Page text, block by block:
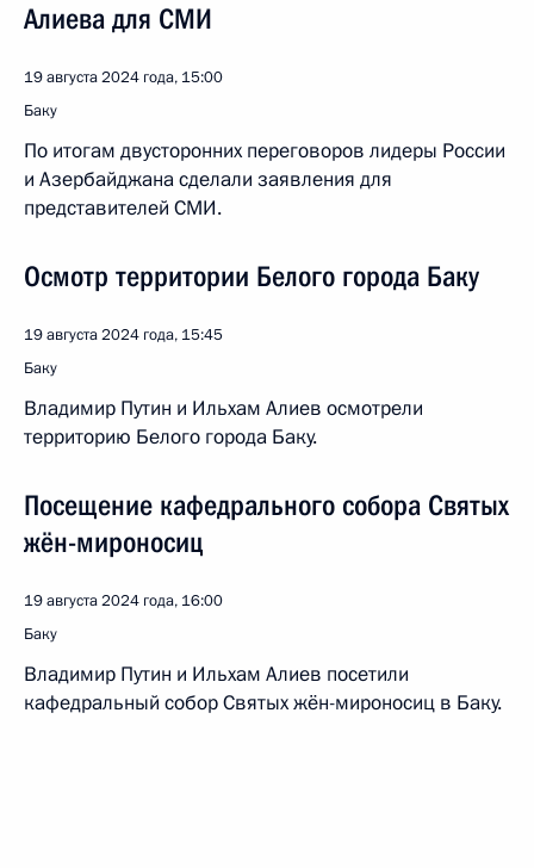
Алиева для СМИ
19 августа 2024 года, 15:00
Баку
По итогам двусторонних переговоров лидеры России
и Азербайджана сделали заявления для
представителей СМИ.
Осмотр территории Белого города Баку
19 августа 2024 года, 15:45
Баку
Владимир Путин и Ильхам Алиев осмотрели
территорию Белого города Баку.
Посещение кафедрального собора Святых
жён-мироносиц
19 августа 2024 года, 16:00
Баку
Владимир Путин и Ильхам Алиев посетили
кафедральный собор Святых жён-мироносиц в Баку.